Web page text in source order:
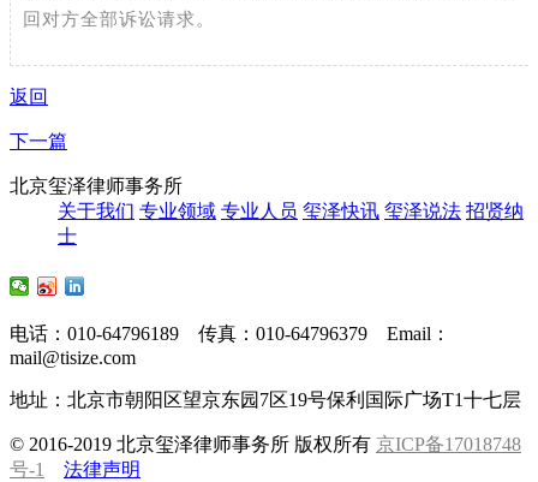
回对方全部诉讼请求。
返回
下一篇
北京玺泽律师事务所
关于我们 专业领域 专业人员 玺泽快讯 玺泽说法 招贤纳
士
电话：010-64796189 传真：010-64796379 Email：
mail@tisize.com
地址：北京市朝阳区望京东园7区19号保利国际广场T1十七层
© 2016-2019 北京玺泽律师事务所 版权所有 京ICP备17018748
号-1
法律声明